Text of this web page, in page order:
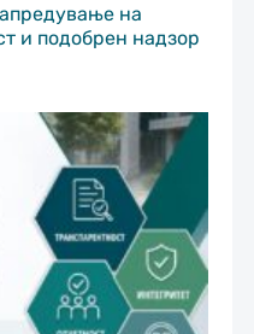
на
и подобрен надзор